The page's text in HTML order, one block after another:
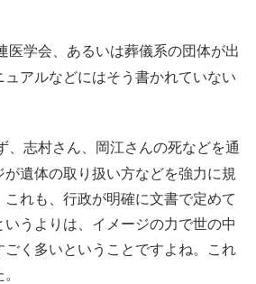
学会、あるいは葬儀系の団体が出
アルなどにはそう書かれていない
志村さん、岡江さんの死などを通
が遺体の取り扱い方などを強力に規
れも、行政が明確に文書で定めて
うよりは、イメージの力で世の中
ごく多いということですよね。これ